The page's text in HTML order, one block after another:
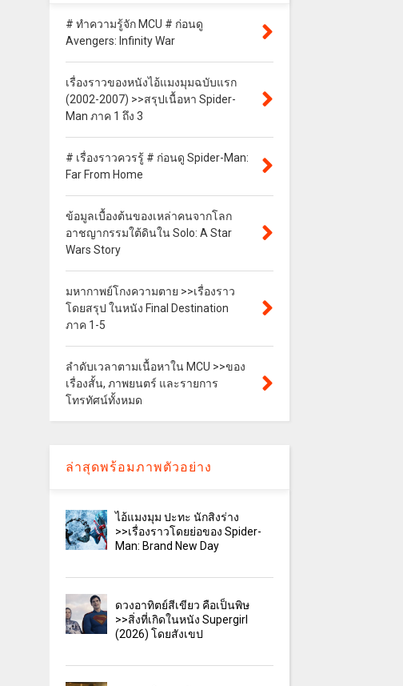
# ทำความรู้จัก MCU # ก่อนดู
Avengers: Infinity War
เรื่องราวของหนังไอ้แมงมุมฉบับแรก
(2002-2007) >>สรุปเนื้อหา Spider-
Man ภาค 1 ถึง 3
# เรื่องราวควรรู้ # ก่อนดู Spider-Man:
Far From Home
ข้อมูลเบื้องต้นของเหล่าคนจากโลก
อาชญากรรมใต้ดินใน Solo: A Star
Wars Story
มหากาพย์โกงความตาย >>เรื่องราว
โดยสรุป ในหนัง Final Destination
ภาค 1-5
ลำดับเวลาตามเนื้อหาใน MCU >>ของ
เรื่องสั้น, ภาพยนตร์ และรายการ
โทรทัศน์ทั้งหมด
ล่าสุดพร้อมภาพตัวอย่าง
ไอ้แมงมุม ปะทะ นักสิงร่าง
>>เรื่องราวโดยย่อของ Spider-
Man: Brand New Day
ดวงอาทิตย์สีเขียว คือเป็นพิษ
>>สิ่งที่เกิดในหนัง Supergirl
(2026) โดยสังเขป